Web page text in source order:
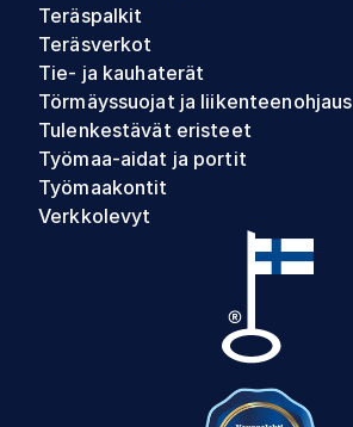
Teräspalkit
Teräsverkot
Tie- ja kauhaterät
Törmäyssuojat ja liikenteenohjaus
Tulenkestävät eristeet
Työmaa-aidat ja portit
Työmaakontit
Verkkolevyt